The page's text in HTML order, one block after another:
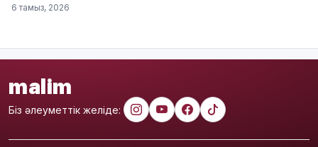
6 тамыз, 2026
malim
Біз әлеуметтік желіде: